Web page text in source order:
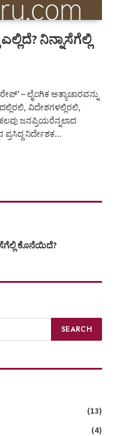
ನಿನ್ನಾಸೆಗೆಲ್ಲಿ
– ಲೈಂಗಿಕ ಅತ್ಯಾಚಾರವನ್ನು
ವಿದೇಶಗಳಲ್ಲಿರಲಿ,
ಜನಪ್ರಿಯರೆನ್ನಲಾದ
ಪ್ರಸಿದ್ಧ ನಿರ್ದೇಶಕ…
ಕೊನೆಯಿದೆ?
(13)
(4)